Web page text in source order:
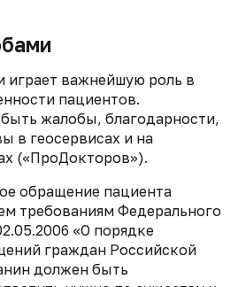
играет важнейшую роль в
пациентов.
жалобы, благодарности,
в геосервисах и на
(«ПроДокторов»).
обращение пациента
требованиям Федерального
«О порядке
граждан Российской
должен быть